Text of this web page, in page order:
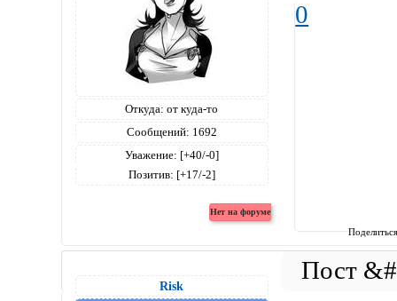
Откуда: от куда-то
Сообщений: 1692
Уважение: [+40/-0]
Позитив: [+17/-2]
0
Risk